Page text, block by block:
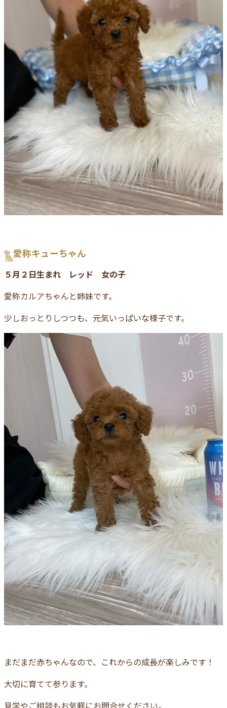
愛称キューちゃん
５月２日生まれ レッド 女の子
愛称カルアちゃんと姉妹です。
少しおっとりしつつも、元気いっぱいな様子です。
まだまだ赤ちゃんなので、これからの成長が楽しみです！
大切に育てて参ります。
見学やご相談もお気軽にお問合せください。